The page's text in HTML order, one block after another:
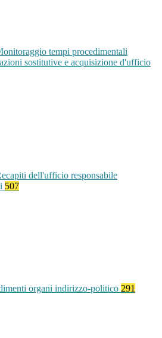
tempi procedimentali
sostitutive e acquisizione d'ufficio
dell'ufficio responsabile
507
organi indirizzo-politico 291